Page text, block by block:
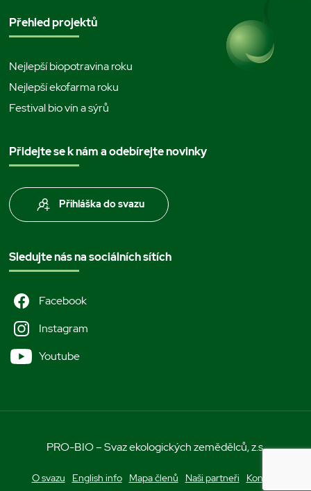
Přehled projektů
Nejlepší biopotravina roku
Nejlepší ekofarma roku
Festival bio vín a sýrů
Přidejte se k nám a odebírejte novinky
Přihláška do svazu
Sledujte nás na sociálních sítích
Facebook
Instagram
Youtube
PRO-BIO – Svaz ekologických zemědělců, z.s.
O svazu English info Mapa členů Naši partneři Kontakt